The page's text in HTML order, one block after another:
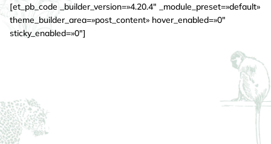
[et_pb_code _builder_version=»4.20.4″ _module_preset=»default»
theme_builder_area=»post_content» hover_enabled=»0″
sticky_enabled=»0″]